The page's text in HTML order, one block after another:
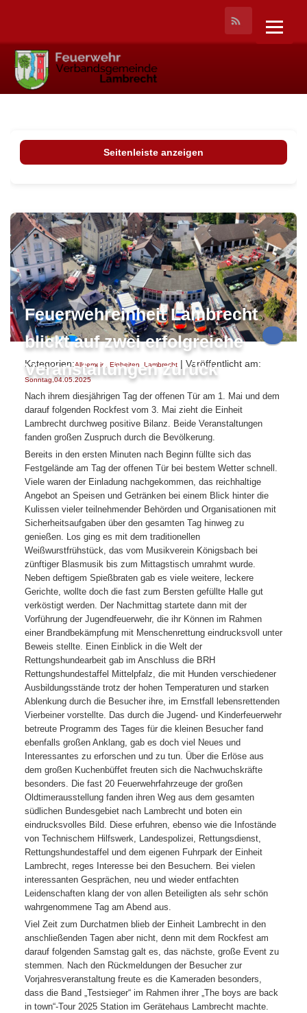
Feuerwehreinheit Lambrecht
blickt auf zwei erfolgreiche
Veranstaltungen zurück
Kategorien:Allgemein Einheiten Lambrecht | Veröffentlicht am:
Sonntag,04.05.2025
Nach ihrem diesjährigen Tag der offenen Tür am 1. Mai und dem
darauf folgenden Rockfest vom 3. Mai zieht die Einheit
Lambrecht durchweg positive Bilanz. Beide Veranstaltungen
fanden großen Zuspruch durch die Bevölkerung.
Bereits in den ersten Minuten nach Beginn füllte sich das
Festgelände am Tag der offenen Tür bei bestem Wetter schnell.
Viele waren der Einladung nachgekommen, das reichhaltige
Angebot an Speisen und Getränken bei einem Blick hinter die
Kulissen vieler teilnehmender Behörden und Organisationen mit
Sicherheitsaufgaben über den gesamten Tag hinweg zu
genießen. Los ging es mit dem traditionellen
Weißwurstfrühstück, das vom Musikverein Königsbach bei
zünftiger Blasmusik bis zum Mittagstisch umrahmt wurde.
Neben deftigem Spießbraten gab es viele weitere, leckere
Gerichte, wollte doch die fast zum Bersten gefüllte Halle gut
verköstigt werden. Der Nachmittag startete dann mit der
Vorführung der Jugendfeuerwehr, die ihr Können im Rahmen
einer Brandbekämpfung mit Menschenrettung eindrucksvoll unter
Beweis stellte. Einen Einblick in die Welt der
Rettungshundearbeit gab im Anschluss die BRH
Rettungshundestaffel Mittelpfalz, die mit Hunden verschiedener
Ausbildungsstände trotz der hohen Temperaturen und starken
Ablenkung durch die Besucher ihre, im Ernstfall lebensrettenden
Vierbeiner vorstellte. Das durch die Jugend- und Kinderfeuerwehr
betreute Programm des Tages für die kleinen Besucher fand
ebenfalls großen Anklang, gab es doch viel Neues und
Interessantes zu erforschen und zu tun. Über die Erlöse aus
dem großen Kuchenbüffet freuten sich die Nachwuchskräfte
besonders. Die fast 20 Feuerwehrfahrzeuge der großen
Oldtimerausstellung fanden ihren Weg aus dem gesamten
südlichen Bundesgebiet nach Lambrecht und boten ein
eindrucksvolles Bild. Diese erfuhren, ebenso wie die Infostände
von Technischem Hilfswerk, Landespolizei, Rettungsdienst,
Rettungshundestaffel und dem eigenen Fuhrpark der Einheit
Lambrecht, reges Interesse bei den Besuchern. Bei vielen
interessanten Gesprächen, neu und wieder entfachten
Leidenschaften klang der von allen Beteiligten als sehr schön
wahrgenommene Tag am Abend aus.
Viel Zeit zum Durchatmen blieb der Einheit Lambrecht in den
anschließenden Tagen aber nicht, denn mit dem Rockfest am
darauf folgenden Samstag galt es, das nächste, große Event zu
stemmen. Nach den Rückmeldungen der Besucher zur
Vorjahresveranstaltung freute es die Kameraden besonders,
dass die Band „Testsieger“ im Rahmen ihrer „The boys are back
in town“-Tour 2025 Station im Gerätehaus Lambrecht machte.
Seitenleiste anzeigen